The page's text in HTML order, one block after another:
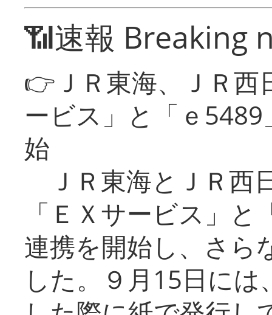
📶速報 Breaking
👉ＪＲ東海、ＪＲ
ービス」と「ｅ
始
ＪＲ東海とＪＲ西
「ＥＸサービス」
連携を開始し、さら
した。９月15日に